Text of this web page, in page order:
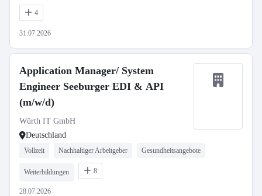
4
31.07.2026
Application Manager/ System
Engineer Seeburger EDI & API
(m/w/d)
Würth IT GmbH
Deutschland
Vollzeit Nachhaltiger Arbeitgeber Gesundheitsangebote
Weiterbildungen 8
28.07.2026